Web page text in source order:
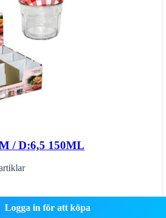
/ D:6,5 150ML
Logga in för att köpa